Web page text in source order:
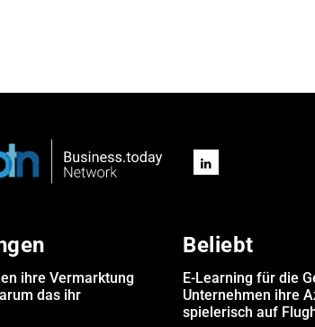
ihre Vermarktung
das ihr
Beliebt
E-Learning für die
Unternehmen ihre
spielerisch auf